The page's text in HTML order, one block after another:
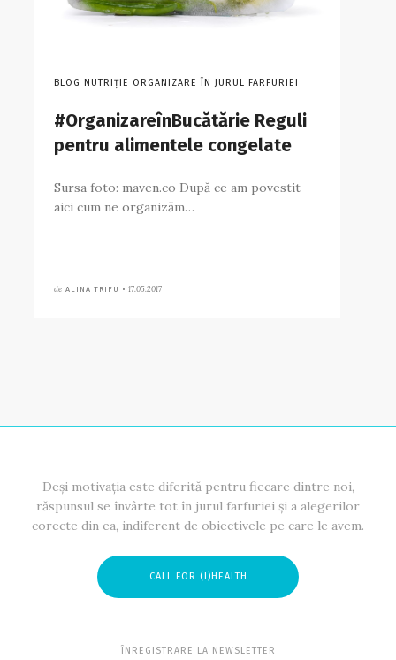
BLOG NUTRIȚIE ORGANIZARE ÎN JURUL FARFURIEI
#OrganizareînBucătărie Reguli
pentru alimentele congelate
Sursa foto: maven.co După ce am povestit
aici cum ne organizăm…
de ALINA TRIFU • 17.05.2017
Deși motivația este diferită pentru fiecare dintre noi,
răspunsul se învârte tot în jurul farfuriei și a alegerilor
corecte din ea, indiferent de obiectivele pe care le avem.
CALL FOR (I)HEALTH
ÎNREGISTRARE LA NEWSLETTER